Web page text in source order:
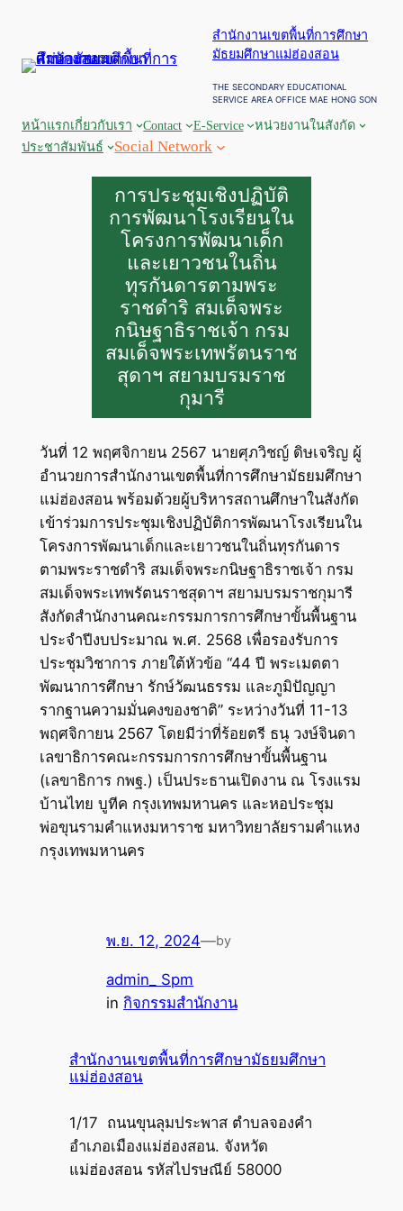
สำนักงานเขตพื้นที่การศึกษา
มัธยมศึกษาแม่ฮ่องสอน
THE SECONDARY EDUCATIONAL
SERVICE AREA OFFICE MAE HONG SON
หน้าแรกเกี่ยวกับเรา Contact E-Service
หน่วยงานในสังกัด
ประชาสัมพันธ์
Social Network
การประชุมเชิงปฏิบัติ
การพัฒนาโรงเรียนใน
โครงการพัฒนาเด็ก
และเยาวชนในถิ่น
ทุรกันดารตามพระ
ราชดำริ สมเด็จพระ
กนิษฐาธิราชเจ้า กรม
สมเด็จพระเทพรัตนราช
สุดาฯ สยามบรมราช
กุมารี
วันที่ 12 พฤศจิกายน 2567 นายศุภวิชญ์ ดิษเจริญ ผู้
อำนวยการสำนักงานเขตพื้นที่การศึกษามัธยมศึกษา
แม่ฮ่องสอน พร้อมด้วยผู้บริหารสถานศึกษาในสังกัด
เข้าร่วมการประชุมเชิงปฏิบัติการพัฒนาโรงเรียนใน
โครงการพัฒนาเด็กและเยาวชนในถิ่นทุรกันดาร
ตามพระราชดำริ สมเด็จพระกนิษฐาธิราชเจ้า กรม
สมเด็จพระเทพรัตนราชสุดาฯ สยามบรมราชกุมารี
สังกัดสำนักงานคณะกรรมการการศึกษาขั้นพื้นฐาน
ประจำปีงบประมาณ พ.ศ. 2568 เพื่อรองรับการ
ประชุมวิชาการ ภายใต้หัวข้อ “44 ปี พระเมตตา
พัฒนาการศึกษา รักษ์วัฒนธรรม และภูมิปัญญา
รากฐานความมั่นคงของชาติ” ระหว่างวันที่ 11-13
พฤศจิกายน 2567 โดยมีว่าที่ร้อยตรี ธนุ วงษ์จินดา
เลขาธิการคณะกรรมการการศึกษาขั้นพื้นฐาน
(เลขาธิการ กพฐ.) เป็นประธานเปิดงาน ณ โรงแรม
บ้านไทย บูทีค กรุงเทพมหานคร และหอประชุม
พ่อขุนรามคำแหงมหาราช มหาวิทยาลัยรามคำแหง
กรุงเทพมหานคร
พ.ย. 12, 2024—by
admin_ Spm
in กิจกรรมสำนักงาน
สำนักงานเขตพื้นที่การศึกษามัธยมศึกษา
แม่ฮ่องสอน
1/17 ถนนขุนลุมประพาส ตำบลจองคำ
อำเภอเมืองแม่ฮ่องสอน. จังหวัด
แม่ฮ่องสอน รหัสไปรษณีย์ 58000